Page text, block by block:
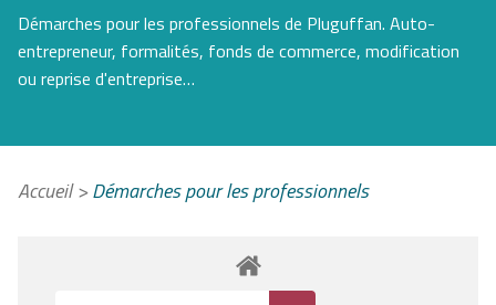
Démarches pour les professionnels de Pluguffan. Auto-
entrepreneur, formalités, fonds de commerce, modification
ou reprise d'entreprise…
Accueil>Démarches pour les professionnels